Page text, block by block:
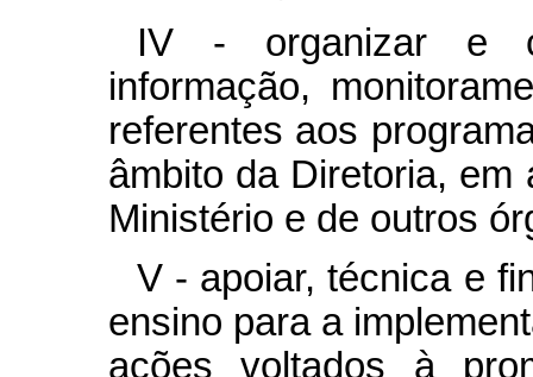
IV - organizar e
informação,
referentes aos
âmbito da Diretoria,
Ministério e de outros
V - apoiar, técnica e
ensino para a
ações voltados à